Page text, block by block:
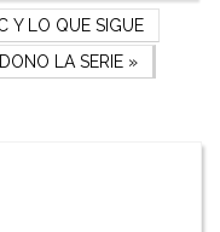
Y LO QUE SIGUE
LA SERIE»